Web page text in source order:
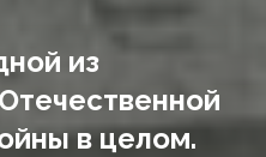
из
в целом.